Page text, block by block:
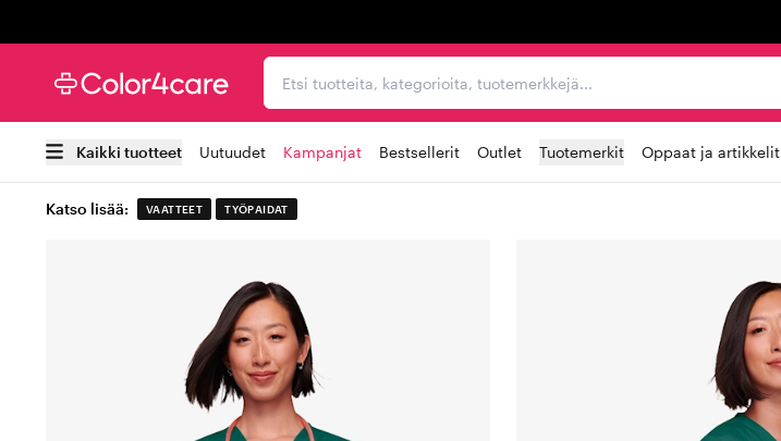
Etsi tuotteita, kategorioita, tuotemerkkejä...
Kaikki tuotteet Uutuudet Kampanjat Bestsellerit Outlet Tuotemerkit Oppaat ja artikkelit
Katso lisää: VAATTEET TYÖPAIDAT